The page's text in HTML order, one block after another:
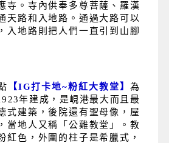
寺。寺內供奉多尊菩薩、羅漢
天路和入地路。通過大路可以
入地路則把人們一直引到山腳
【IG打卡地~粉紅大教堂】 為
年建成，是峴港最大而且最
式建築，後院還有聖母像，屋
當地人又稱「公雞教堂」。教
紅色，外圍的柱子是希臘式，